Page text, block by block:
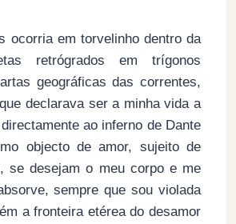
ocorria em torvelinho dentro da
retrógrados em trígonos
geográficas das correntes,
declarava ser a minha vida a
ao inferno de Dante
objecto de amor, sujeito de
se desejam o meu corpo e me
sempre que sou violada
a fronteira etérea do desamor